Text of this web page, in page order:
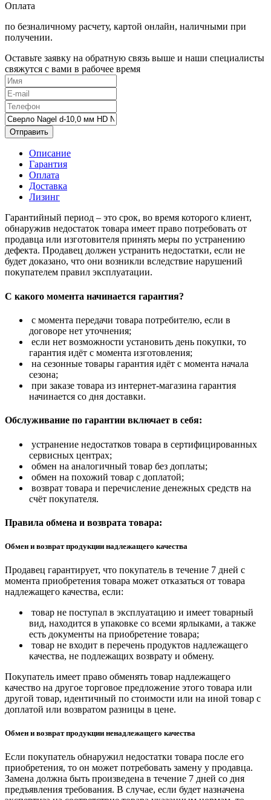
Оплата
по безналичному расчету, картой онлайн, наличными при
получении.
Оставьте заявку на обратную связь выше и наши специалисты
свяжутся с вами в рабочее время
Отправить
Описание
Гарантия
Оплата
Доставка
Лизинг
Гарантийный период – это срок, во время которого клиент,
обнаружив недостаток товара имеет право потребовать от
продавца или изготовителя принять меры по устранению
дефекта. Продавец должен устранить недостатки, если не
будет доказано, что они возникли вследствие нарушений
покупателем правил эксплуатации.
С какого момента начинается гарантия?
с момента передачи товара потребителю, если в
договоре нет уточнения;
если нет возможности установить день покупки, то
гарантия идёт с момента изготовления;
на сезонные товары гарантия идёт с момента начала
сезона;
при заказе товара из интернет-магазина гарантия
начинается со дня доставки.
Обслуживание по гарантии включает в себя:
устранение недостатков товара в сертифицированных
сервисных центрах;
обмен на аналогичный товар без доплаты;
обмен на похожий товар с доплатой;
возврат товара и перечисление денежных средств на
счёт покупателя.
Правила обмена и возврата товара:
Обмен и возврат продукции надлежащего качества
Продавец гарантирует, что покупатель в течение 7 дней с
момента приобретения товара может отказаться от товара
надлежащего качества, если:
товар не поступал в эксплуатацию и имеет товарный
вид, находится в упаковке со всеми ярлыками, а также
есть документы на приобретение товара;
товар не входит в перечень продуктов надлежащего
качества, не подлежащих возврату и обмену.
Покупатель имеет право обменять товар надлежащего
качество на другое торговое предложение этого товара или
другой товар, идентичный по стоимости или на иной товар с
доплатой или возвратом разницы в цене.
Обмен и возврат продукции ненадлежащего качества
Если покупатель обнаружил недостатки товара после его
приобретения, то он может потребовать замену у продавца.
Замена должна быть произведена в течение 7 дней со дня
предъявления требования. В случае, если будет назначена